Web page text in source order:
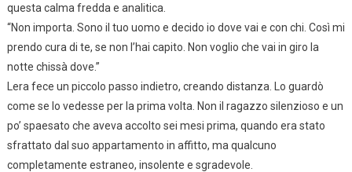
questa calma fredda e analitica.
“Non importa. Sono il tuo uomo e decido io dove vai e con chi. Così mi
prendo cura di te, se non l’hai capito. Non voglio che vai in giro la
notte chissà dove.”
Lera fece un piccolo passo indietro, creando distanza. Lo guardò
come se lo vedesse per la prima volta. Non il ragazzo silenzioso e un
po’ spaesato che aveva accolto sei mesi prima, quando era stato
sfrattato dal suo appartamento in affitto, ma qualcuno
completamente estraneo, insolente e sgradevole.